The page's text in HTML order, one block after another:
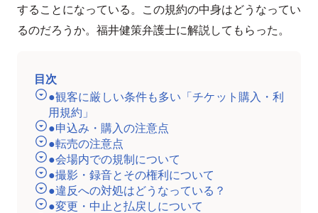
することになっている。この規約の中身はどうなってい
るのだろうか。福井健策弁護士に解説してもらった。
目次
●観客に厳しい条件も多い「チケット購入・利
用規約」
●申込み・購入の注意点
●転売の注意点
●会場内での規制について
●撮影・録音とその権利について
●違反への対処はどうなっている？
●変更・中止と払戻しについて